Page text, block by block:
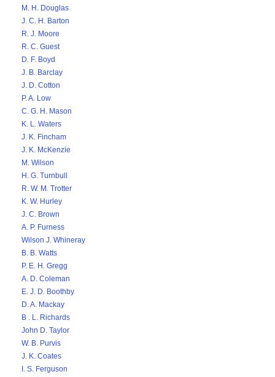
M. H. Douglas
J. C. H. Barton
R. J. Moore
R. C. Guest
D. F. Boyd
J. B. Barclay
J. D. Cotton
P. A. Low
C. G. H. Mason
K. L. Waters
J. K. Fincham
J. K. McKenzie
M. Wilson
H. G. Turnbull
R. W. M. Trotter
K. W. Hurley
J. C. Brown
A. P. Furness
Wilson J. Whineray
B. B. Watts
P. E. H. Gregg
A. D. Coleman
E. J. D. Boothby
D. A. Mackay
B . L. Richards
John D. Taylor
W. B. Purvis
J. K. Coates
I. S. Ferguson